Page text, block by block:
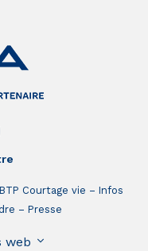
Courtage vie
Infos
Presse
web